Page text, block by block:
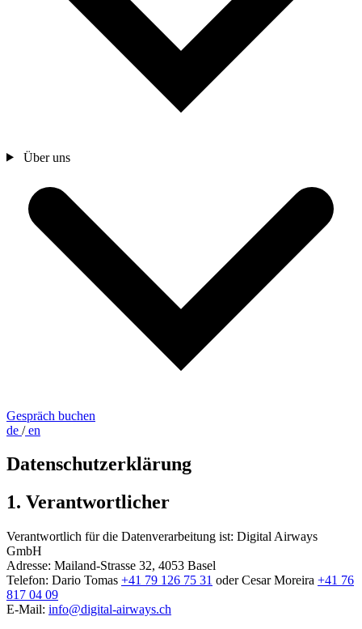
Über uns
Gespräch buchen
de /en
Datenschutzerklärung
1. Verantwortlicher
Verantwortlich für die Datenverarbeitung ist: Digital Airways
GmbH
Adresse: Mailand-Strasse 32, 4053 Basel
Telefon: Dario Tomas +41 79 126 75 31 oder Cesar Moreira +41 76
817 04 09
E-Mail: info@digital-airways.ch